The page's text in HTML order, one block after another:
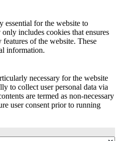
essential for the website to
includes cookies that ensures
of the website. These
information.
necessary for the website
to collect user personal data via
are termed as non-necessary
user consent prior to running